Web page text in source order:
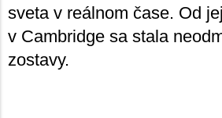
sveta v reálnom čase. Od
v Cambridge sa stala
zostavy.